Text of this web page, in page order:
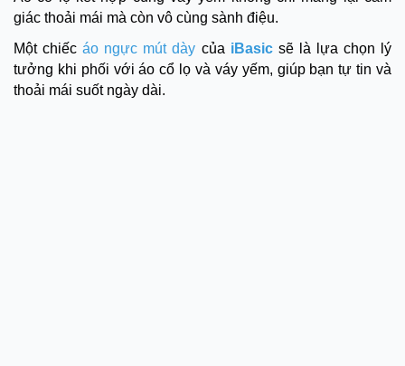
giác thoải mái mà còn vô cùng sành điệu.
Một chiếcáo ngực mút dày của iBasicsẽ là lựa chọn lý
tưởng khi phối với áo cổ lọ và váy yếm, giúp bạn tự tin và
thoải mái suốt ngày dài.